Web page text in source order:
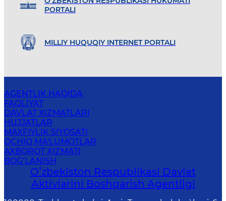
PORTALI
MILLIY HUQUQIY INTERNET PORTALI
AGENTLIK HAQIDA
FAOLIYAT
DAVLAT XIZMATLARI
HUJJATLAR
MAXFIYLIK SIYOSATI
OCHIQ MA'LUMOTLAR
AXBOROT XIZMATI
BOG‘LANISH
Oʻzbekiston Respublikasi Davlat
Aktivlarini Boshqarish Agentligi